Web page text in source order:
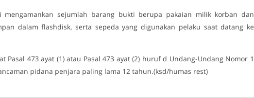
mengamankan sejumlah barang bukti berupa pakaian milik korban dan
dalam flashdisk, serta sepeda yang digunakan pelaku saat datang ke
Pasal 473 ayat (1) atau Pasal 473 ayat (2) huruf d Undang-Undang Nomor 1
pidana penjara paling lama 12 tahun.(ksd/humas rest)